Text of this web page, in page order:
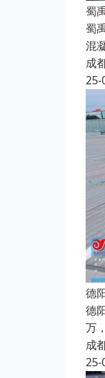
蜀
蜀
混
成
25-
德
德
万
成
25-